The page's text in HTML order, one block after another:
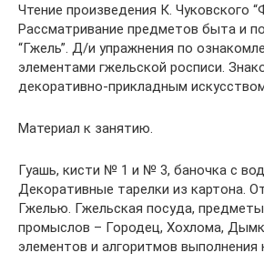
Чтение произведения К. Чуковского
Рассматривание предметов быта и
“Гжель”. Д/и упражнения по
элементами гжельской росписи.
декоративно-прикладным
Материал к занятию.
Гуашь, кисти № 1 и № 3, баночка с
Декоративные тарелки из картона.
Гжелью. Гжельская посуда,
промыслов – Городец, Хохлома,
элементов и алгоритмов выполнения